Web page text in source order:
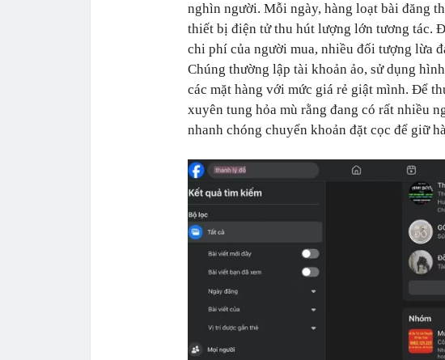
nghìn người. Mỗi ngày, hàng loạt bài đăng
thiết bị điện tử thu hút lượng lớn tương tác.
chi phí của người mua, nhiều đối tượng lừa
Chúng thường lập tài khoản ảo, sử dụng
các mặt hàng với mức giá rẻ giật mình. Để
xuyên tung hỏa mù rằng đang có rất nhiều
nhanh chóng chuyển khoản đặt cọc để giữ